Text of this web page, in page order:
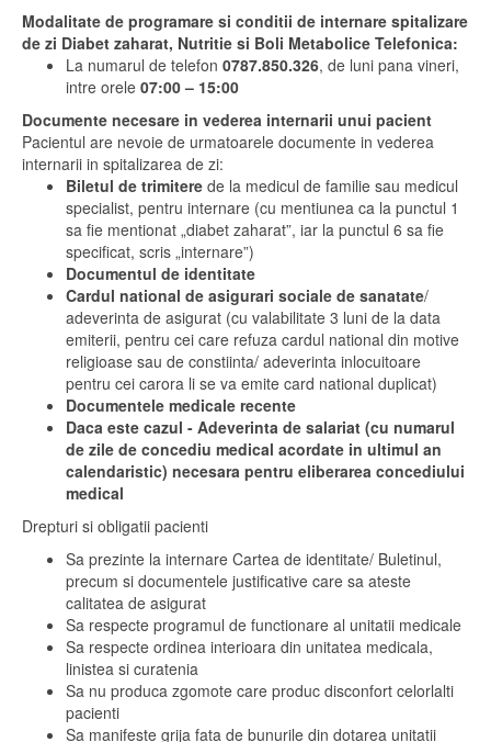
Modalitate de programare si conditii de internare spitalizare
de zi Diabet zaharat, Nutritie si Boli Metabolice Telefonica:
La numarul de telefon 0787.850.326, de luni pana vineri,
intre orele 07:00 – 15:00
Documente necesare in vederea internarii unui pacient
Pacientul are nevoie de urmatoarele documente in vederea
internarii in spitalizarea de zi:
Biletul de trimitere de la medicul de familie sau medicul
specialist, pentru internare (cu mentiunea ca la punctul 1
sa fie mentionat „diabet zaharat”, iar la punctul 6 sa fie
specificat, scris „internare”)
Documentul de identitate
Cardul national de asigurari sociale de sanatate/
adeverinta de asigurat (cu valabilitate 3 luni de la data
emiterii, pentru cei care refuza cardul national din motive
religioase sau de constiinta/ adeverinta inlocuitoare
pentru cei carora li se va emite card national duplicat)
Documentele medicale recente
Daca este cazul - Adeverinta de salariat (cu numarul
de zile de concediu medical acordate in ultimul an
calendaristic) necesara pentru eliberarea concediului
medical
Drepturi si obligatii pacienti
Sa prezinte la internare Cartea de identitate/ Buletinul,
precum si documentele justificative care sa ateste
calitatea de asigurat
Sa respecte programul de functionare al unitatii medicale
Sa respecte ordinea interioara din unitatea medicala,
linistea si curatenia
Sa nu produca zgomote care produc disconfort celorlalti
pacienti
Sa manifeste grija fata de bunurile din dotarea unitatii